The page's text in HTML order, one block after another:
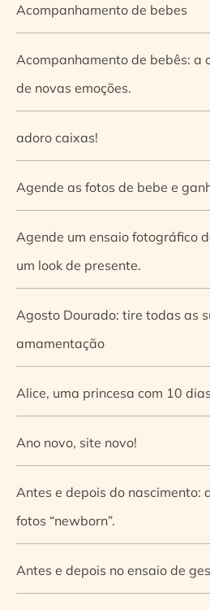
Acompanhamento de bebes
Acompanhamento de bebês: a
de novas emoções.
adoro caixas!
Agende as fotos de bebe e
Agende um ensaio fotográfico
um look de presente.
Agosto Dourado: tire todas as
amamentação
Alice, uma princesa com 10 dias
Ano novo, site novo!
Antes e depois do nascimento:
fotos “newborn”.
Antes e depois no ensaio de